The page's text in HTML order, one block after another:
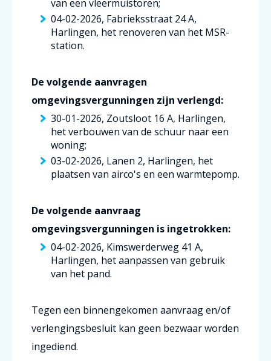
van een vleermuistoren;
04-02-2026, Fabrieksstraat 24 A,
Harlingen, het renoveren van het MSR-
station.
De volgende aanvragen
omgevingsvergunningen zijn verlengd:
30-01-2026, Zoutsloot 16 A, Harlingen,
het verbouwen van de schuur naar een
woning;
03-02-2026, Lanen 2, Harlingen, het
plaatsen van airco's en een warmtepomp.
De volgende aanvraag
omgevingsvergunningen is ingetrokken:
04-02-2026, Kimswerderweg 41 A,
Harlingen, het aanpassen van gebruik
van het pand.
Tegen een binnengekomen aanvraag en/of
verlengingsbesluit kan geen bezwaar worden
ingediend.